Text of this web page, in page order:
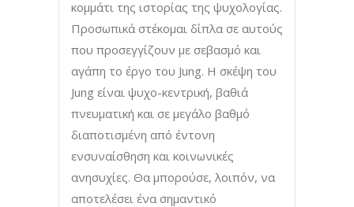
κομμάτι της ιστορίας της ψυχολογίας.
Προσωπικά στέκομαι δίπλα σε αυτούς
που προσεγγίζουν με σεβασμό και
αγάπη το έργο του Jung. Η σκέψη του
Jung είναι ψυχο-κεντρική, βαθιά
πνευματική και σε μεγάλο βαθμό
διαποτισμένη από έντονη
ενσυναίσθηση και κοινωνικές
ανησυχίες. Θα μπορούσε, λοιπόν, να
αποτελέσει ένα σημαντικό